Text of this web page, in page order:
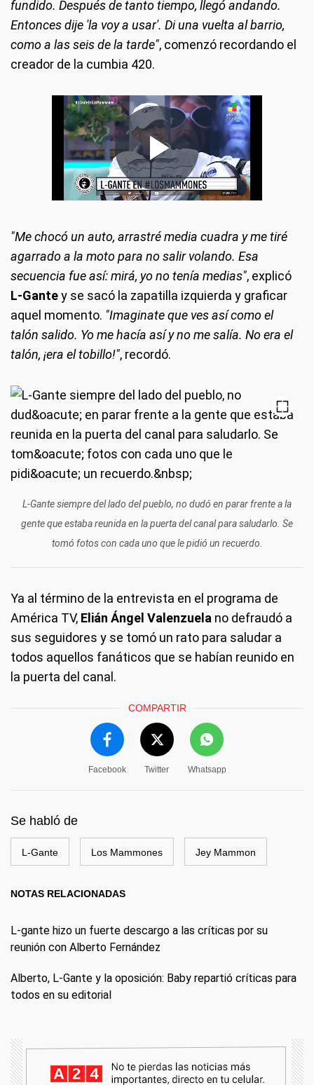
fundido. Después de tanto tiempo, llegó andando.
Entonces dije 'la voy a usar'. Di una vuelta al barrio,
como a las seis de la tarde", comenzó recordando el
creador de la cumbia 420.
"Me chocó un auto, arrastré media cuadra y me tiré
agarrado a la moto para no salir volando. Esa
secuencia fue así: mirá, yo no tenía medias", explicó
L-Gantey se sacó la zapatilla izquierda y graficar
aquel momento. "Imaginate que ves así como el
talón salido. Yo me hacía así y no me salía. No era el
talón, ¡era el tobillo!", recordó.
L-Gante siempre del lado del pueblo, no dudó en parar frente a la
gente que estaba reunida en la puerta del canal para saludarlo. Se
tomó fotos con cada uno que le pidió un recuerdo.
Ya al término de la entrevista en el programa de
América TV, Elián Ángel Valenzuela no defraudó a
sus seguidores y se tomó un rato para saludar a
todos aquellos fanáticos que se habían reunido en
la puerta del canal.
COMPARTIR
Facebook Twitter Whatsapp
Se habló de
L-Gante Los Mammones Jey Mammon
NOTAS RELACIONADAS
L-gante hizo un fuerte descargo a las críticas por su
reunión con Alberto Fernández
Alberto, L-Gante y la oposición: Baby repartió críticas para
todos en su editorial